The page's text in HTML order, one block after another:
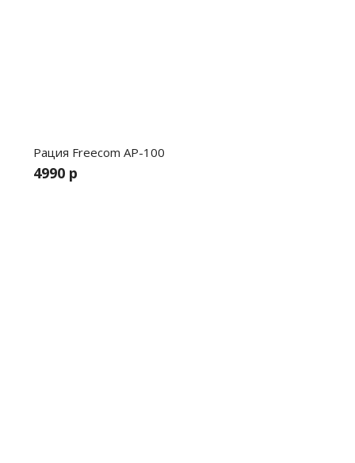
Рация Freecom AP-100
4990 р